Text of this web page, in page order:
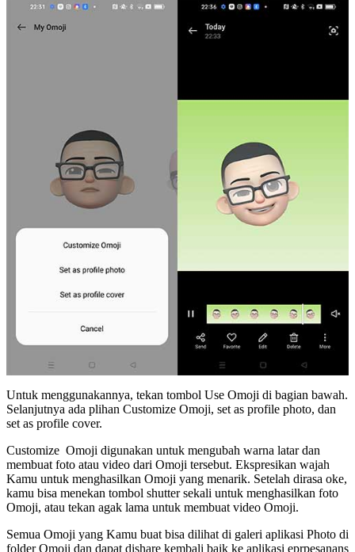
Untuk menggunakannya, tekan tombol Use Omoji di bagian bawah.
Selanjutnya ada plihan Customize Omoji, set as profile photo, dan
set as profile cover.
Customize Omoji digunakan untuk mengubah warna latar dan
membuat foto atau video dari Omoji tersebut. Ekspresikan wajah
Kamu untuk menghasilkan Omoji yang menarik. Setelah dirasa oke,
kamu bisa menekan tombol shutter sekali untuk menghasilkan foto
Omoji, atau tekan agak lama untuk membuat video Omoji.
Semua Omoji yang Kamu buat bisa dilihat di galeri aplikasi Photo di
folder Omoji dan dapat dishare kembali baik ke aplikasi eprpesanans